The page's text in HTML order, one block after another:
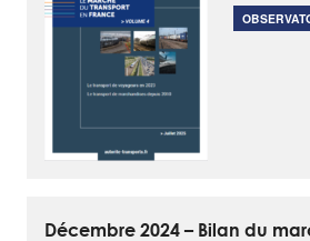
Décembre 2024 – Bilan du